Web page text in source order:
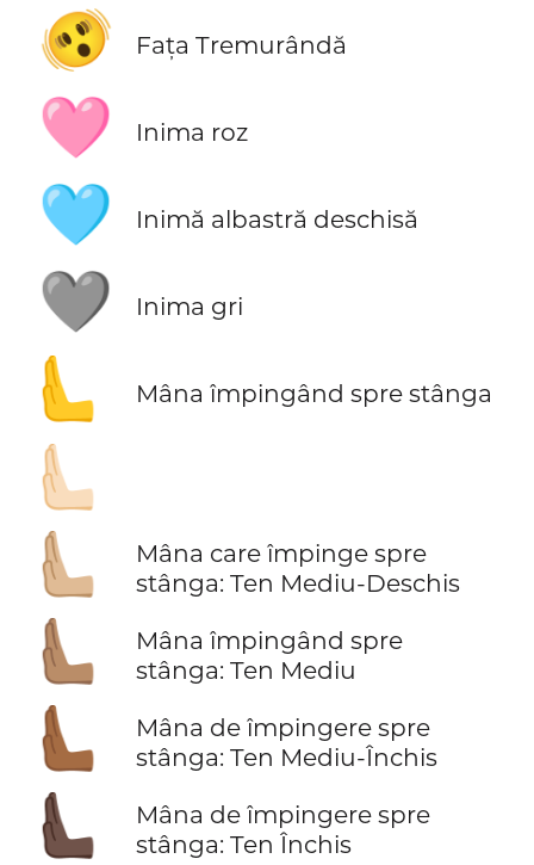
🫨 Fața Tremurândă
🩷 Inima roz
🩵 Inimă albastră deschisă
🩶 Inima gri
🫷 Mâna împingând spre stânga
🫷🏻
🫷🏼
Mâna care împinge spre
stânga: Ten Mediu-Deschis
🫷🏽
Mâna împingând spre
stânga: Ten Mediu
🫷🏾
Mâna de împingere spre
stânga: Ten Mediu-Închis
🫷🏿
Mâna de împingere spre
stânga: Ten Închis